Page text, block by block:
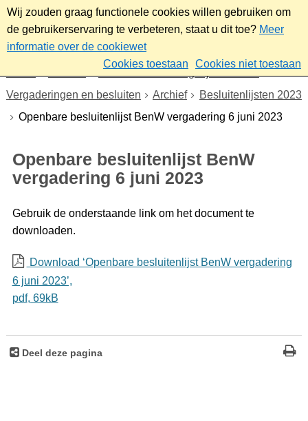
Wij zouden graag functionele cookies willen gebruiken om
de gebruikerservaring te verbeteren, staat u dit toe? Meer
informatie over de cookiewet
Cookies toestaan
Cookies niet toestaan
Gemeenteraad/Dagelijks bestuur
Vergaderingen en besluiten
Archief
Besluitenlijsten 2023
Openbare besluitenlijst BenW vergadering 6 juni 2023
Openbare besluitenlijst BenW
vergadering 6 juni 2023
Gebruik de onderstaande link om het document te
downloaden.
Download ‘Openbare besluitenlijst BenW vergadering
6 juni 2023’,
pdf, 69kB
Deel deze pagina